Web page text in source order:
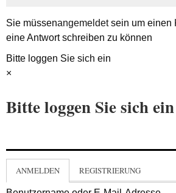
Sie müssenangemeldetsein um einen
eine Antwort schreiben zu können
Bitte loggen Sie sich ein
×
Bitte loggen Sie sich ein
ANMELDEN REGISTRIERUNG